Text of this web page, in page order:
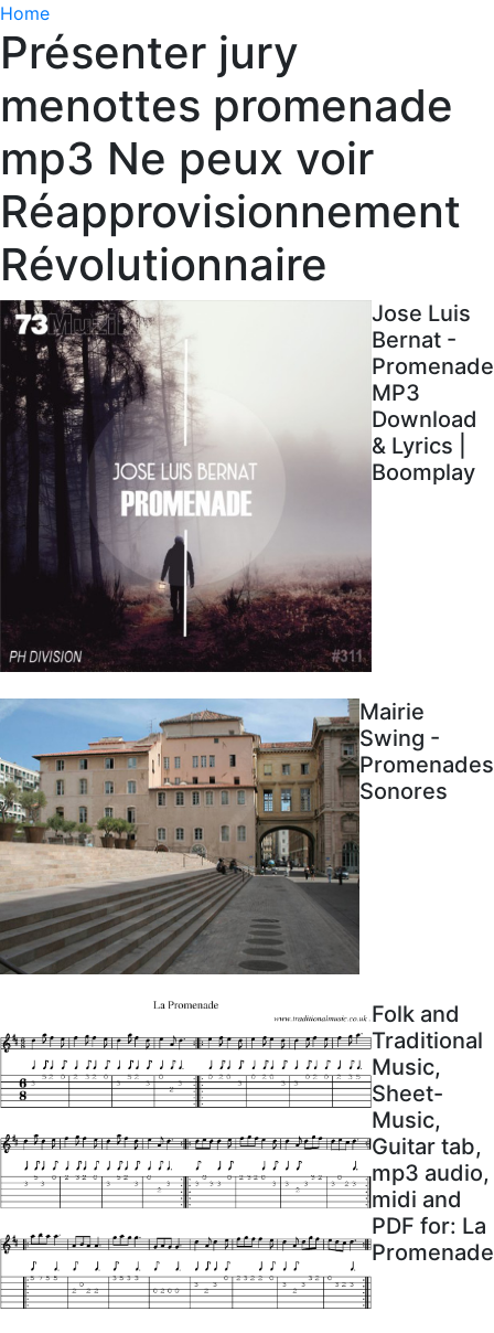
Home
Présenter jury
menottes promenade
mp3 Ne peux voir
Réapprovisionnement
Révolutionnaire
Jose Luis
Bernat -
Promenade
MP3
Download
& Lyrics |
Boomplay
Mairie
Swing -
Promenades
Sonores
Folk and
Traditional
Music,
Sheet-
Music,
Guitar tab,
mp3 audio,
midi and
PDF for: La
Promenade